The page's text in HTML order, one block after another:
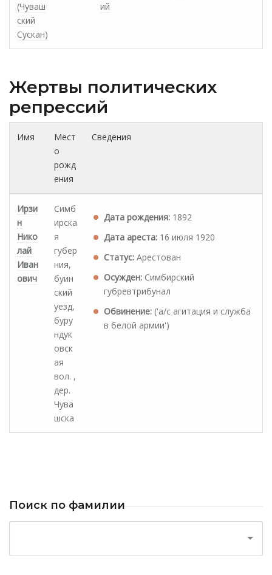
(Чуваш
ский
Сускан)
ий
Жертвы политических
репрессий
Имя
Мест
о
рожд
ения
Сведения
Ирзи
н
Нико
лай
Иван
ович
Симб
ирска
я
губер
ния,
буин
ский
уезд,
буру
ндук
овск
ая
вол. ,
дер.
Чува
шска
Дата рождения: 1892
Дата ареста: 16 июля 1920
Статус: Арестован
Осужден: Симбирский
губревтрибунал
Обвинение: ('а/с агитация и служба
в белой армии')
Поиск по фамилии